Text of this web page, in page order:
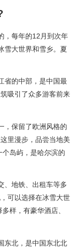
，每年的12月到次年
雪大世界和雪乡。夏
省的中部，是中国最
吸引了众多游客前来
，保留了欧洲风格的
里漫步，品尝当地美
岛屿，是哈尔滨的
、地铁、出租车等多
可以选择在冰雪大世
样，有豪华酒店、
东北，是中国东北北